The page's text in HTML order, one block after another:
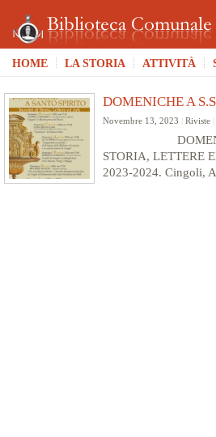
HOME LA STORIA ATTIVITÀ
DOMENICHE A
Novembre 13, 2023 Riviste
DOMENICHE
STORIA, LETTERE
2023-2024. Cingoli,